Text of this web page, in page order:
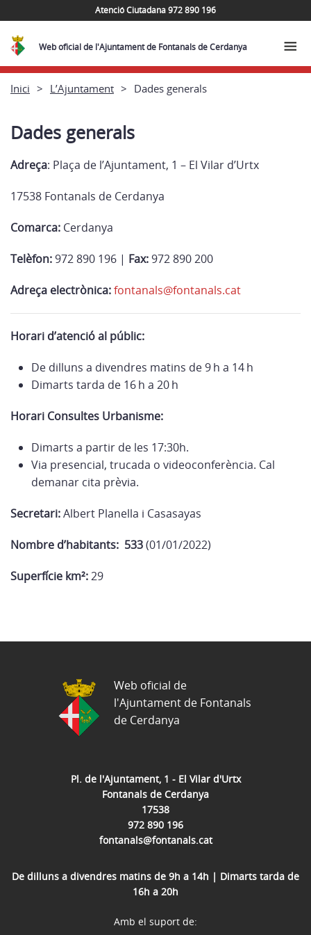
Atenció Ciutadana 972 890 196
Web oficial de l'Ajuntament de Fontanals de Cerdanya
Inici L’Ajuntament Dades generals
Dades generals
Adreça: Plaça de l’Ajuntament, 1 – El Vilar d’Urtx
17538 Fontanals de Cerdanya
Comarca: Cerdanya
Telèfon:972 890 196 | Fax:972 890 200
Adreça electrònica:fontanals@fontanals.cat
Horari d’atenció al públic:
De dilluns a divendres matins de 9 h a 14 h
Dimarts tarda de 16 h a 20 h
Horari Consultes Urbanisme:
Dimarts a partir de les 17:30h.
Via presencial, trucada o videoconferència. Cal
demanar cita prèvia.
Secretari:Albert Planella i Casasayas
Nombre d’habitants: 533(01/01/2022)
Superfície km²:29
Pl. de l'Ajuntament, 1 - El Vilar d'Urtx
Fontanals de Cerdanya
17538
972 890 196
fontanals@fontanals.cat
De dilluns a divendres matins de 9h a 14h | Dimarts tarda de
16h a 20h
Web oficial de
l'Ajuntament de Fontanals
de Cerdanya
Amb el suport de: